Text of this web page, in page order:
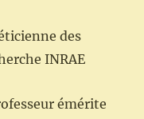
des
INRAE
émérite